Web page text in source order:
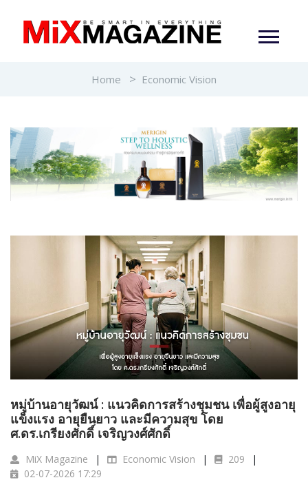
Home Economic Vision
หมู่บ้านอายุวัฒน์ : แนวคิดการสร้างชุมชน เพื่อผู้สูงอายุ
แข็งแรง อายุยืนยาว และมีความสุข โดย
ศ.ดร.เกรียงศักดิ์ เจริญวงศ์ศักดิ์
MiX Magazine Economic Vision
209
02-07-2026 17:29